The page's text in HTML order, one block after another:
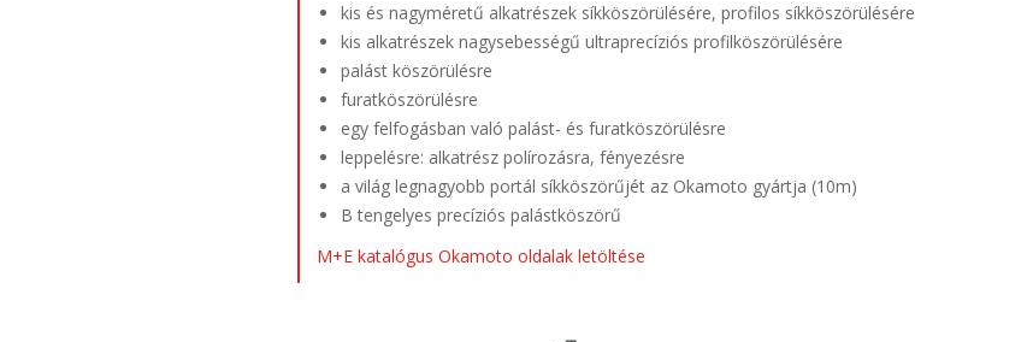
kis és nagyméretű alkatrészek síkköszörülésére, profilos síkköszörülésére
kis alkatrészek nagysebességű ultraprecíziós profilköszörülésére
palást köszörülésre
furatköszörülésre
egy felfogásban való palást- és furatköszörülésre
leppelésre: alkatrész polírozásra, fényezésre
a világ legnagyobb portál síkköszörűjét az Okamoto gyártja (10m)
B tengelyes precíziós palástköszörű
M+E katalógus Okamoto oldalak letöltése